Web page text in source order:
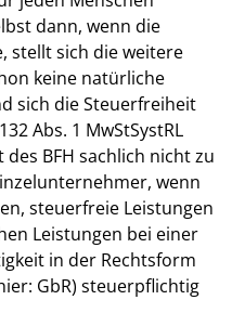
dann, wenn die
stellt sich die weitere
keine natürliche
sich die Steuerfreiheit
Abs. 1 MwStSystRL
BFH sachlich nicht zu
wenn
steuerfreie Leistungen
Leistungen bei einer
in der Rechtsform
GbR) steuerpflichtig